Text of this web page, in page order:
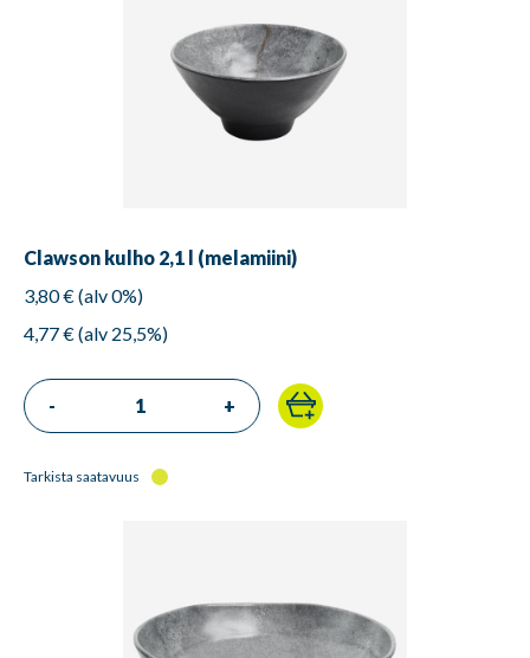
Clawson kulho 2,1 l (melamiini)
3,80 € (alv 0%)
4,77 € (alv 25,5%)
- +
Tarkista saatavuus